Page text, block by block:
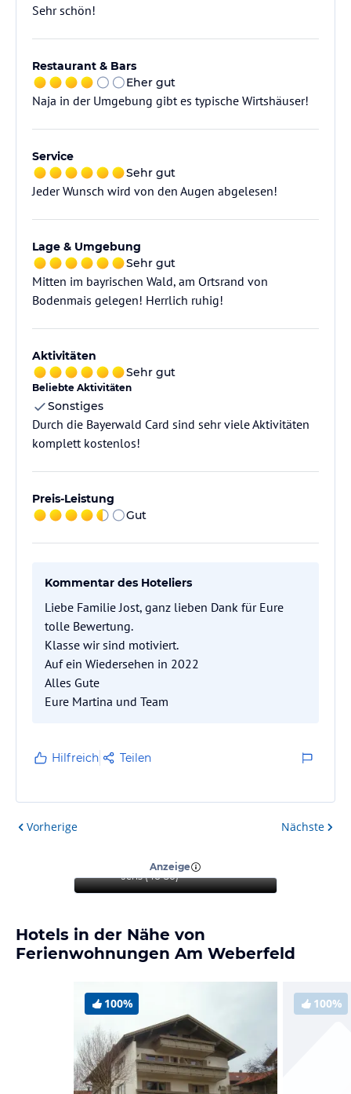
Sehr schön!
Restaurant & Bars
Eher gut
Naja in der Umgebung gibt es typische Wirtshäuser!
Service
Sehr gut
Jeder Wunsch wird von den Augen abgelesen!
Lage & Umgebung
Sehr gut
Mitten im bayrischen Wald, am Ortsrand von
Bodenmais gelegen! Herrlich ruhig!
Aktivitäten
Sehr gut
Beliebte Aktivitäten
Sonstiges
Durch die Bayerwald Card sind sehr viele Aktivitäten
komplett kostenlos!
Preis-Leistung
Gut
Kommentar des Hoteliers
Liebe Familie Jost, ganz lieben Dank für Eure
tolle Bewertung.
Klasse wir sind motiviert.
Auf ein Wiedersehen in 2022
Alles Gute
Eure Martina und Team
Hilfreich Teilen
Vorherige Nächste
Anzeige
zum Entspannen
Jens (46-50)
Hotels in der Nähe von
Ferienwohnungen Am Weberfeld
100% 100%